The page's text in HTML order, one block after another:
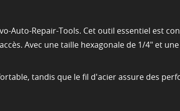
Auto-Repair-Tools. Cet outil essentiel est
Avec une taille hexagonale de 1/4" et
tandis que le fil d'acier assure des